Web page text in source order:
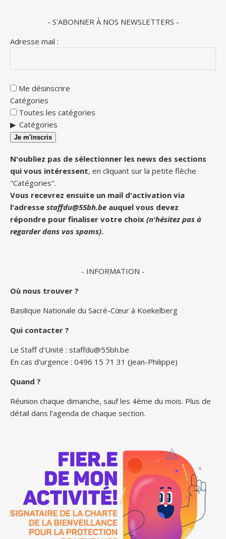
- S'ABONNER À NOS NEWSLETTERS -
Adresse mail :
Me désinscrire
Catégories
Toutes les catégories
Catégories
Je m'inscris
N'oubliez pas de sélectionner les news des sections
qui vous intéressent, en cliquant sur la petite flèche
"Catégories".
Vous recevrez ensuite un mail d'activation via
l'adresse staffdu@55bh.be auquel vous devez
répondre pour finaliser votre choix (n'hésitez pas à
regarder dans vos spams).
- INFORMATION -
Où nous trouver ?
Basilique Nationale du Sacré-Cœur à Koekelberg
Qui contacter ?
Le Staff d'Unité : staffdu@55bh.be
En cas d'urgence : 0496 15 71 31 (Jean-Philippe)
Quand ?
Réunion chaque dimanche, sauf les 4ème du mois. Plus de
détail dans l’agenda de chaque section.